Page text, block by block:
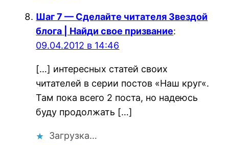
Шаг 7 — Сделайте читателя Звездой
блога | Найди свое призвание:
09.04.2012 в 14:46
[…] интересных статей своих
читателей в серии постов «Наш круг«.
Там пока всего 2 поста, но надеюсь
буду продолжать […]
Загрузка…